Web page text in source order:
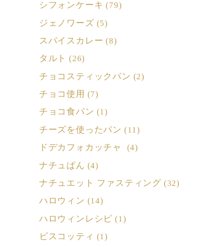
シフォンケーキ (79)
ジェノワーズ (5)
スパイスカレー (8)
タルト (26)
チョコスティックパン (2)
チョコ使用 (7)
チョコ食パン (1)
チーズを使ったパン (11)
ドデカフォカッチャ (4)
ナチュぱん (4)
ナチュエット ファスティング (32)
ハロウィン (14)
ハロウィンレシピ (1)
ビスコッティ (1)